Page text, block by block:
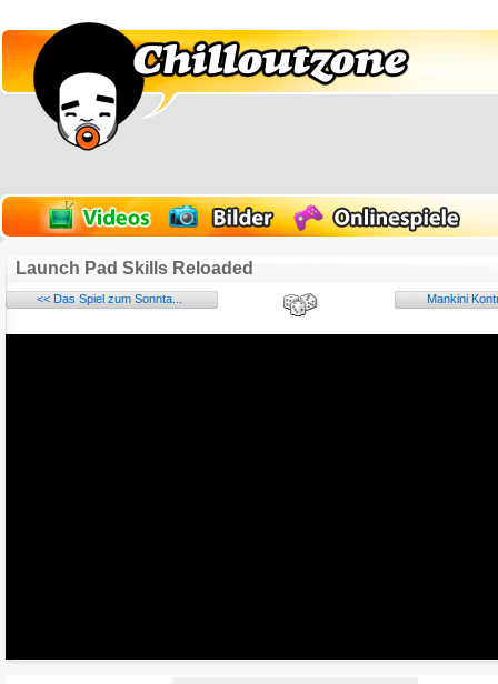
Launch Pad Skills Reloaded
<< Das Spiel zum Sonnta... Mankini